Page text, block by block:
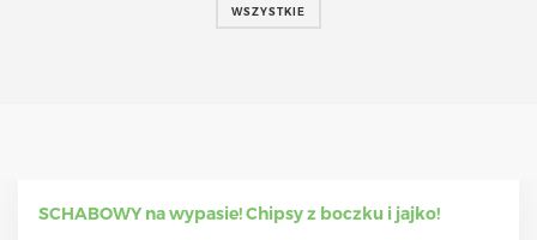
WSZYSTKIE
SCHABOWY na wypasie! Chipsy z boczku i jajko!